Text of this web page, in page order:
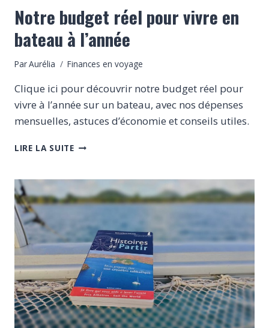
Notre budget réel pour vivre en
bateau à l’année
ParAurélia Finances en voyage
Clique ici pour découvrir notre budget réel pour
vivre à l’année sur un bateau, avec nos dépenses
mensuelles, astuces d’économie et conseils utiles.
LIRE LA SUITENOTRE
POUR
VIVRE
EN
L’ANNÉE